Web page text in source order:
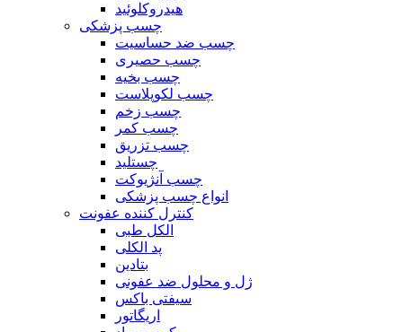
هیدروکلوئید
چسب پزشکی
چسب ضد حساسیت
چسب حصیری
چسب بخیه
چسب لکوپلاست
چسب زخم
چسب کمر
چسب تزریق
چستلید
چسب آنژیوکت
انواع چسب پزشکی
کنترل کننده عفونت
الکل طبی
پد الکلی
بتادین
ژل و محلول ضد عفونی
سیفتی باکس
اریگاتور